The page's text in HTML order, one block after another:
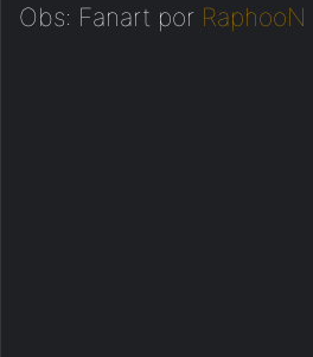
Obs: Fanart por RaphooN